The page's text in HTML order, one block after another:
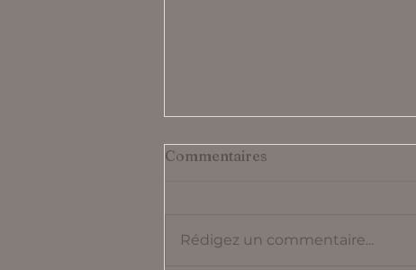
Commentaires
Rédigez un commentaire...